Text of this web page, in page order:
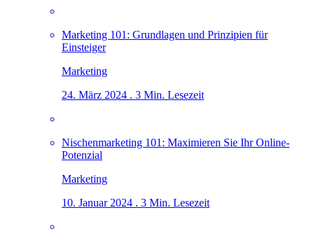
Marketing 101: Grundlagen und Prinzipien für
Einsteiger
Marketing
24. März 2024 . 3 Min. Lesezeit
Nischenmarketing 101: Maximieren Sie Ihr Online-
Potenzial
Marketing
10. Januar 2024 . 3 Min. Lesezeit